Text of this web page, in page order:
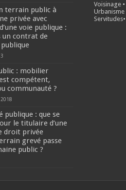
terrain public à
privée avec
voie publique :
un contrat de
: mobilier
compétent,
communauté ?
publique : que se
le titulaire d’une
droit privée
grevé passe
public ?
Voisinage•
Urbanisme
Servitudes•